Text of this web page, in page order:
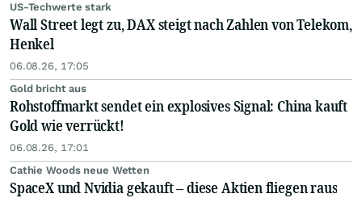
US-Techwerte stark
Wall Street legt zu, DAX steigt nach Zahlen von Telekom,
Henkel
06.08.26, 17:05
Gold bricht aus
Rohstoffmarkt sendet ein explosives Signal: China kauft
Gold wie verrückt!
06.08.26, 17:01
Cathie Woods neue Wetten
SpaceX und Nvidia gekauft – diese Aktien fliegen raus